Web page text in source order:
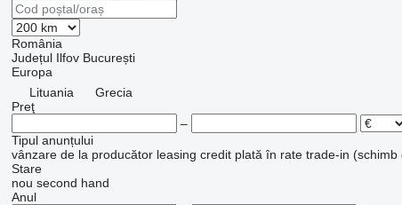
România
Județul Ilfov București
Europa
Lituania
Grecia
Preţ
–
Tipul anunțului
vânzare de la producător leasing credit plată în rate trade-in (schimb
Stare
nou second hand
Anul